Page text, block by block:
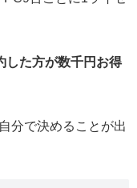
た方が数千円お得
分で決めることが出